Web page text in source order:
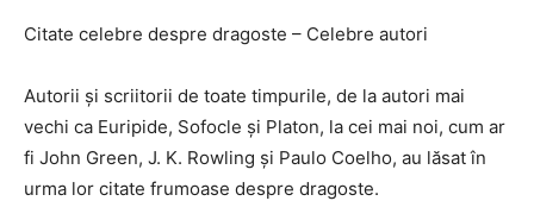
Citate celebre despre dragoste – Celebre autori
Autorii și scriitorii de toate timpurile, de la autori mai
vechi ca Euripide, Sofocle și Platon, la cei mai noi, cum ar
fi John Green, J. K. Rowling și Paulo Coelho, au lăsat în
urma lor citate frumoase despre dragoste.